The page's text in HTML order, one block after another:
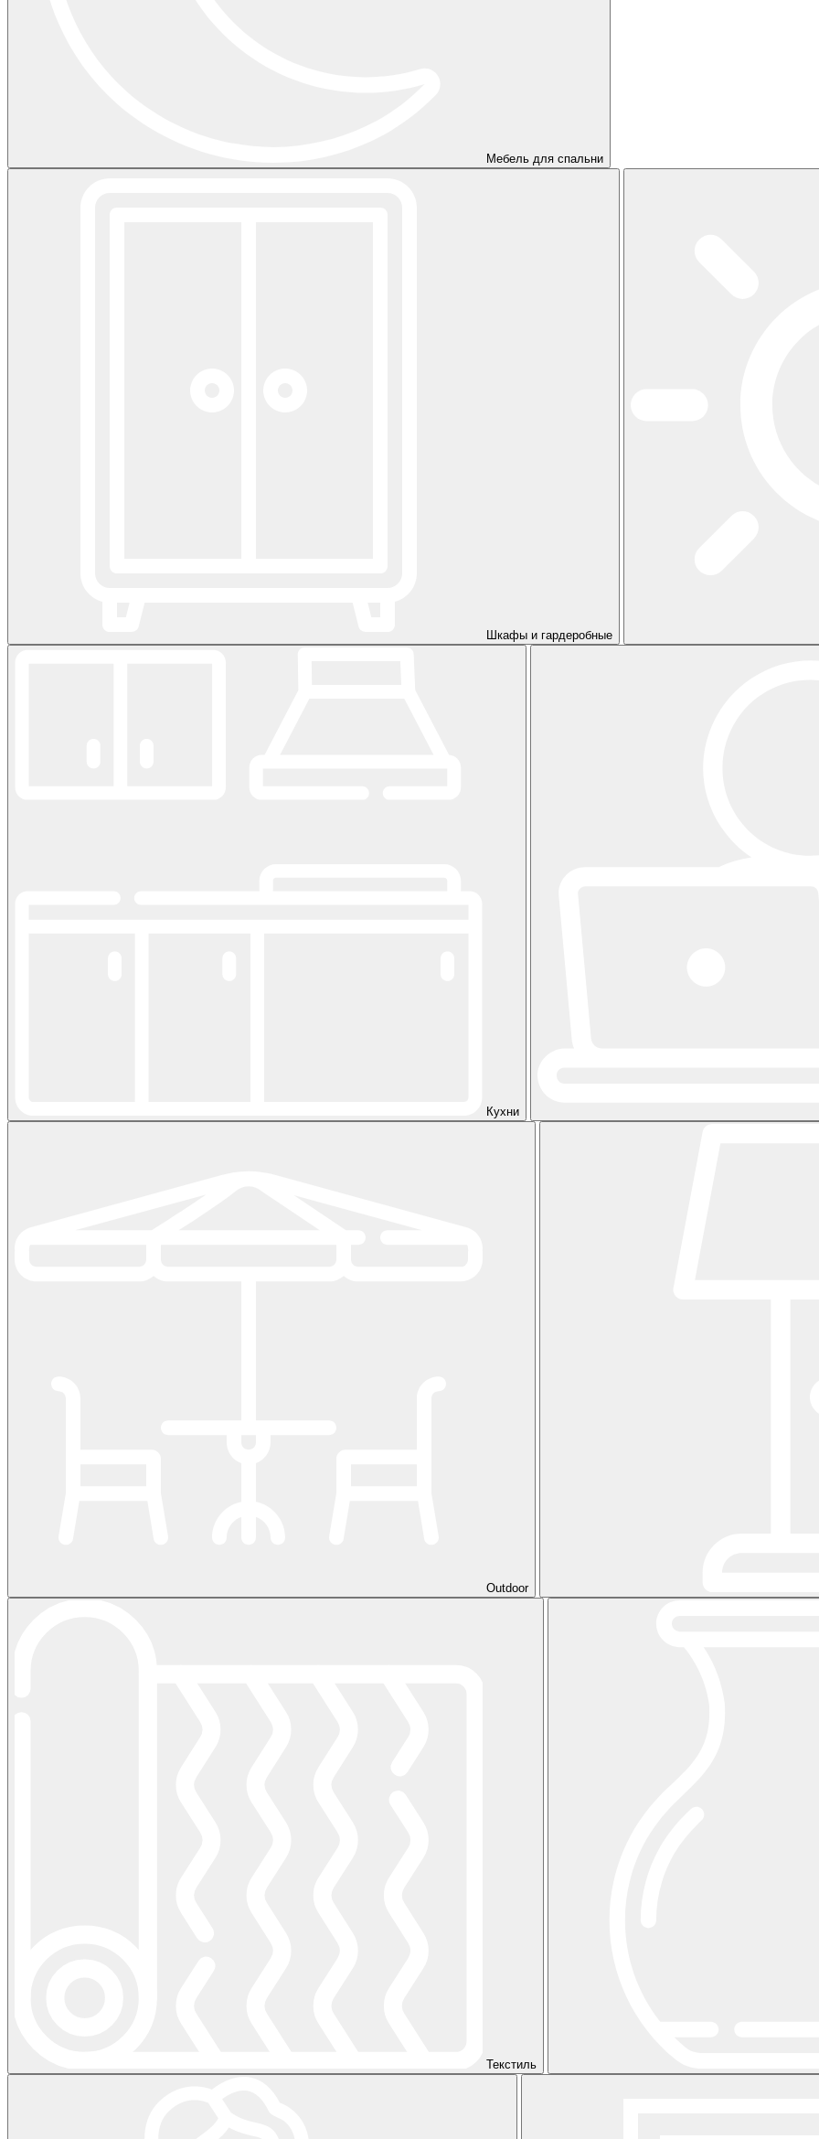
Мебель для спальни
Шкафы и гардеробные
Кухни
Outdoor
Текстиль